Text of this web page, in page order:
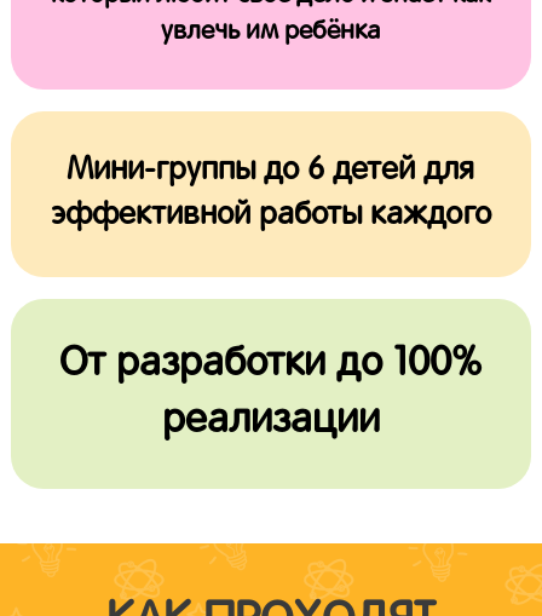
увлечь им ребёнка
Мини-группы до 6 детей для
эффективной работы каждого
От разработки до 100%
реализации